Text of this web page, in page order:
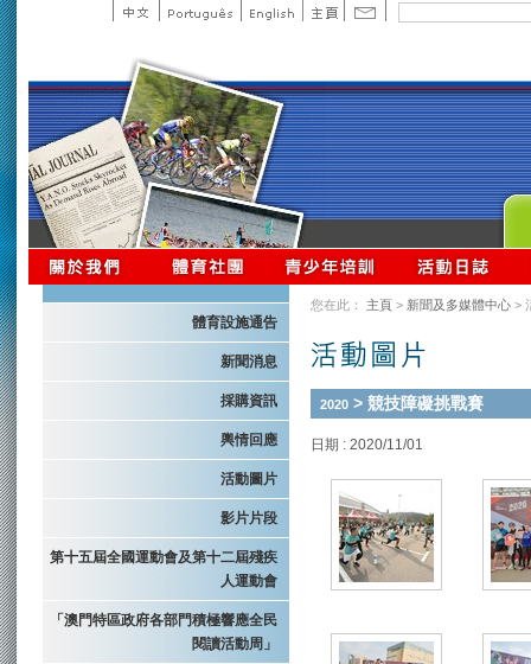
體育設施通告
新聞消息
採購資訊
輿情回應
活動圖片
影片片段
第十五屆全國運動會及第十二屆殘疾
人運動會
「澳門特區政府各部門積極響應全民
閱讀活動周」
您在此： 主頁 > 新聞及多媒體中心 >
2020 > 競技障礙挑戰賽
日期 : 2020/11/01